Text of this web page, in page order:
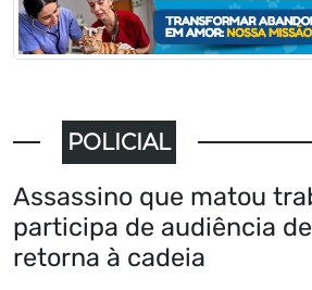
POLICIAL
Assassino que matou
participa de audiência
retorna à cadeia